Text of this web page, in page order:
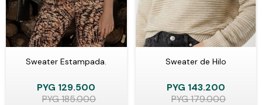
Sweater Estampada.
PYG 129.500
PYG185.000
Sweater de Hilo
PYG 143.200
PYG179.000